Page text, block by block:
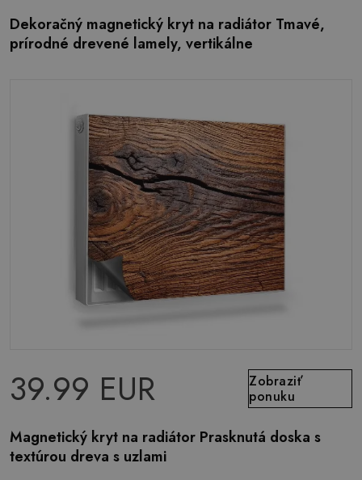
Dekoračný magnetický kryt na radiátor Tmavé,
prírodné drevené lamely, vertikálne
39.99 EUR
Zobraziť
ponuku
Magnetický kryt na radiátor Prasknutá doska s
textúrou dreva s uzlami